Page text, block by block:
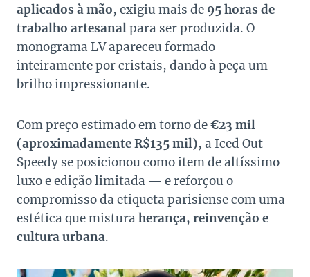
aplicados à mão, exigiu mais de 95 horas de
trabalho artesanalpara ser produzida. O
monograma LV apareceu formado
inteiramente por cristais, dando à peça um
brilho impressionante.
Com preço estimado em torno de€23 mil
(aproximadamente R$135 mil), a Iced Out
Speedy se posicionou como item de altíssimo
luxo e edição limitada — e reforçou o
compromisso da etiqueta parisiense com uma
estética que mistura herança, reinvenção e
cultura urbana.